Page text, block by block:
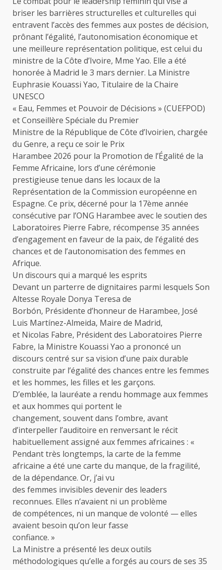
briser les barrières structurelles et culturelles qui
entravent l’accès des femmes aux postes de décision,
prônant l’égalité, l’autonomisation économique et
une meilleure représentation politique, est celui du
ministre de la Côte d’Ivoire, Mme Yao. Elle a été
honorée à Madrid le 3 mars dernier. La Ministre
Euphrasie Kouassi Yao, Titulaire de la Chaire
UNESCO
« Eau, Femmes et Pouvoir de Décisions » (CUEFPOD)
et Conseillère Spéciale du Premier
Ministre de la République de Côte d’Ivoirien, chargée
du Genre, a reçu ce soir le Prix
Harambee 2026 pour la Promotion de l’Égalité de la
Femme Africaine, lors d’une cérémonie
prestigieuse tenue dans les locaux de la
Représentation de la Commission européenne en
Espagne. Ce prix, décerné pour la 17ème année
consécutive par l’ONG Harambee avec le soutien des
Laboratoires Pierre Fabre, récompense 35 années
d’engagement en faveur de la paix, de l’égalité des
chances et de l’autonomisation des femmes en
Afrique.
Un discours qui a marqué les esprits
Devant un parterre de dignitaires parmi lesquels Son
Altesse Royale Donya Teresa de
Borbón, Présidente d’honneur de Harambee, José
Luis Martínez-Almeida, Maire de Madrid,
et Nicolas Fabre, Président des Laboratoires Pierre
Fabre, la Ministre Kouassi Yao a prononcé un
discours centré sur sa vision d’une paix durable
construite par l’égalité des chances entre les femmes
et les hommes, les filles et les garçons.
D’emblée, la lauréate a rendu hommage aux femmes
et aux hommes qui portent le
changement, souvent dans l’ombre, avant
d’interpeller l’auditoire en renversant le récit
habituellement assigné aux femmes africaines : «
Pendant très longtemps, la carte de la femme
africaine a été une carte du manque, de la fragilité,
de la dépendance. Or, j’ai vu
des femmes invisibles devenir des leaders
reconnues. Elles n’avaient ni un problème
de compétences, ni un manque de volonté — elles
avaient besoin qu’on leur fasse
confiance. »
La Ministre a présenté les deux outils
méthodologiques qu’elle a forgés au cours de ses 35